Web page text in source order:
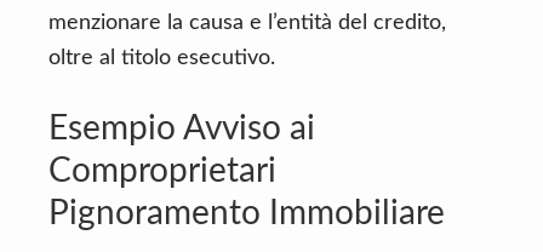
menzionare la causa e l’entità del credito,
oltre al titolo esecutivo.
Esempio Avviso ai
Comproprietari
Pignoramento Immobiliare